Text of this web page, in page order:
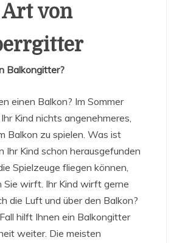
von
Balkongitter?
einen Balkon? Im Sommer
Kind nichts angenehmeres,
Balkon zu spielen. Was ist
Ihr Kind schon herausgefunden
Spielzeuge fliegen können,
Sie wirft. Ihr Kind wirft gerne
die Luft und über den Balkon?
hilft Ihnen ein Balkongitter
weiter. Die meisten